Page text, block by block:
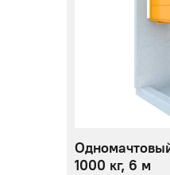
1000 кг, 6 м